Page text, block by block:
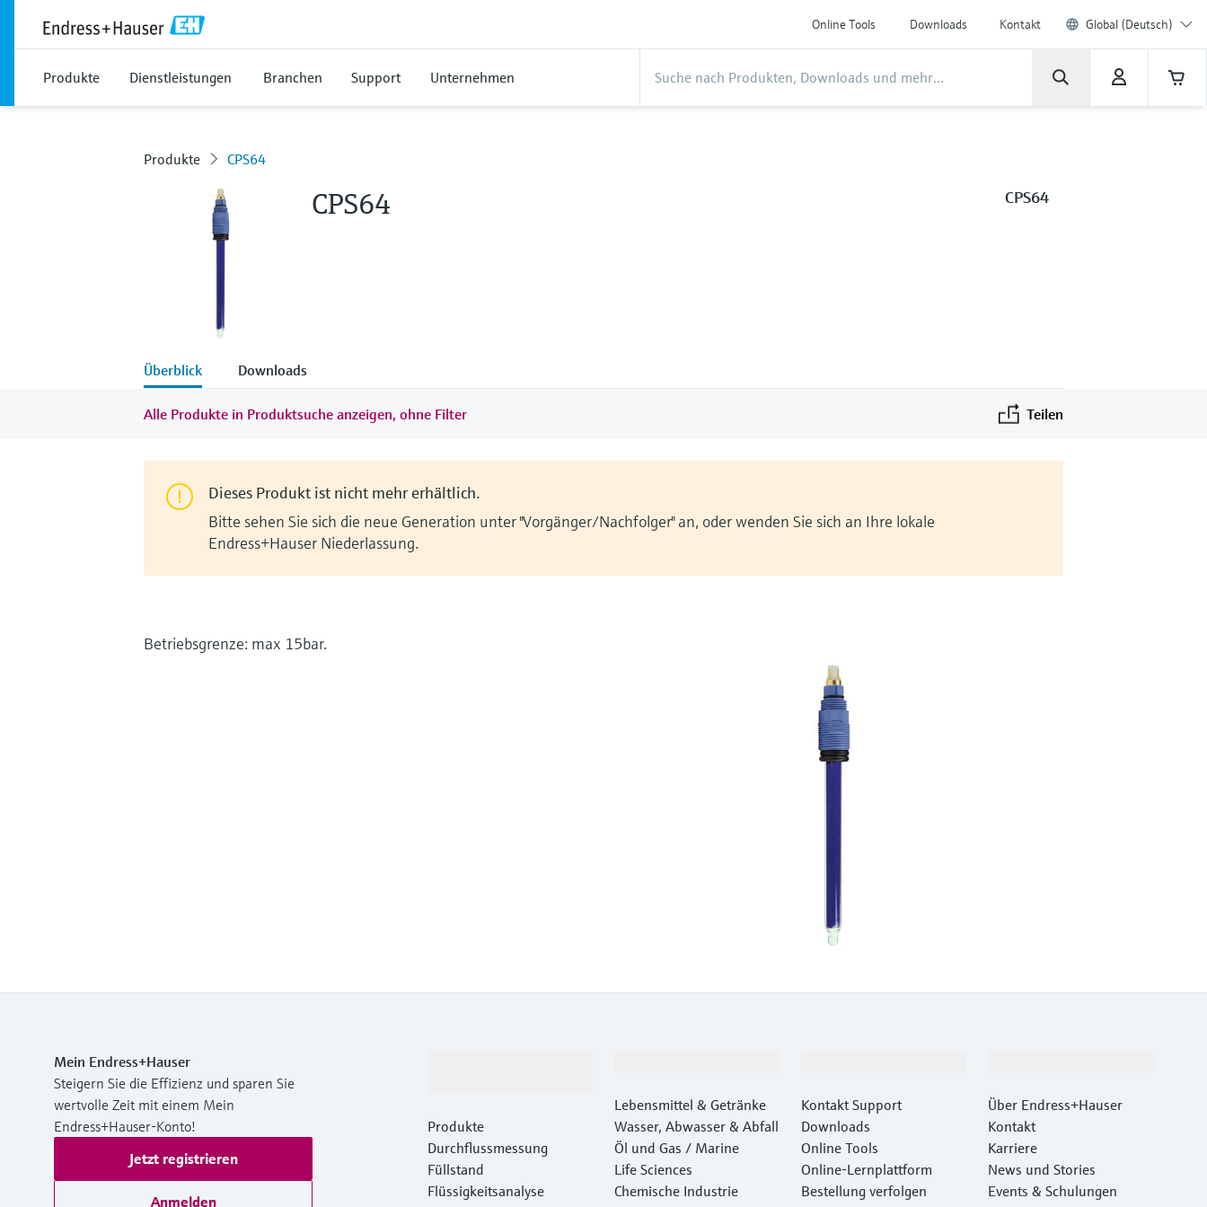
Online Tools Downloads Kontakt Global (Deutsch)
Produkte Dienstleistungen Branchen Support Unternehmen
Produkte CPS64
CPS64 CPS64
Überblick Downloads
Alle Produkte in Produktsuche anzeigen, ohne Filter Teilen
Dieses Produkt ist nicht mehr erhältlich.
Bitte sehen Sie sich die neue Generation unter "Vorgänger/Nachfolger" an, oder wenden Sie sich an Ihre lokale
Endress+Hauser Niederlassung.
Betriebsgrenze: max 15bar.
Mein Endress+Hauser
Steigern Sie die Effizienz und sparen Sie
wertvolle Zeit mit einem Mein
Endress+Hauser-Konto!
Jetzt registrieren
Anmelden
Produkte
Durchflussmessung
Füllstand
Flüssigkeitsanalyse
Lebensmittel & Getränke
Wasser, Abwasser & Abfall
Öl und Gas / Marine
Life Sciences
Chemische Industrie
Kontakt Support
Downloads
Online Tools
Online-Lernplattform
Bestellung verfolgen
Über Endress+Hauser
Kontakt
Karriere
News und Stories
Events & Schulungen